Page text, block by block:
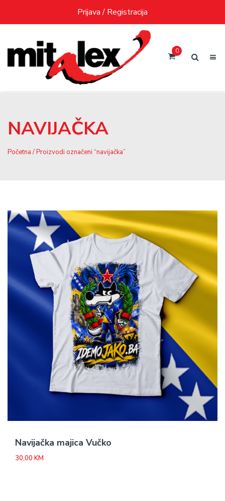
content
Prijava / Registracija
0
NAVIJAČKA
Početna / Proizvodi označeni “navijačka”
Navijačka majica Vučko
30,00 KM